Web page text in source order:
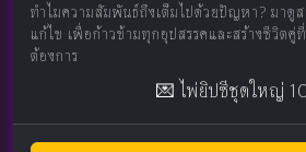
ทำไมความสัมพันธ์ถึงเต็มไปด้วยปัญหา? มาดู
แก้ไข เพื่อก้าวข้ามทุกอุปสรรคและสร้างชีวิตคู่
ต้องการ
💌 ไพ่ยิปซีชุดใหญ่